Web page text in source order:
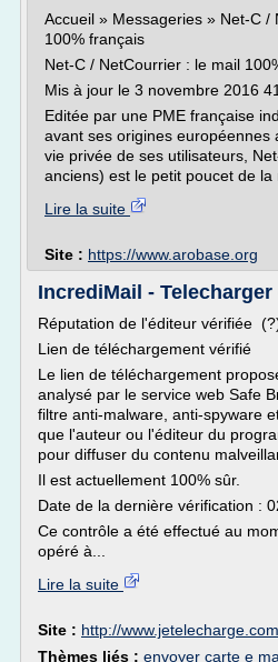
Accueil » Messageries » Net-C /
100% français
Net-C / NetCourrier : le mail
Mis à jour le 3 novembre 2016
Editée par une PME française
avant ses origines européennes
vie privée de ses utilisateurs,
anciens) est le petit poucet de la
Lire la suite
Site : https://www.arobase.org
IncrediMail -
Réputation de l'éditeur vérifiée
Lien de téléchargement vérifié
Le lien de téléchargement
analysé par le service web Safe
filtre anti-malware, anti-spyware
que l'auteur ou l'éditeur du
pour diffuser du contenu
Il est actuellement 100% sûr.
Date de la dernière vérification :
Ce contrôle a été effectué au
opéré à...
Lire la suite
Site : http://www.jetelecharge.com
Thèmes liés : envoyer carte e